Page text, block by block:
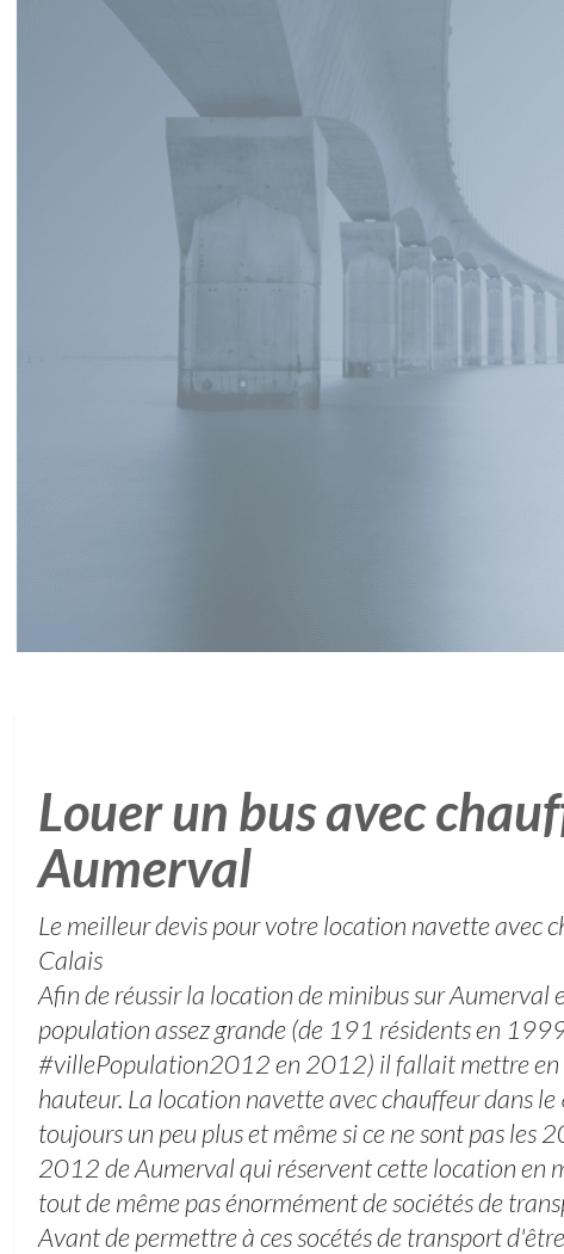
Louer un bus avec
Aumerval
Le meilleur devis pour votre location navette avec
Calais
Afin de réussir la location de minibus sur Aumerval
population assez grande (de 191 résidents en
#villePopulation2012 en 2012) il fallait mettre en
hauteur. La location navette avec chauffeur dans
toujours un peu plus et même si ce ne sont pas les
2012 de Aumerval qui réservent cette location en
tout de même pas énormément de sociétés de
Avant de permettre à ces socétés de transport